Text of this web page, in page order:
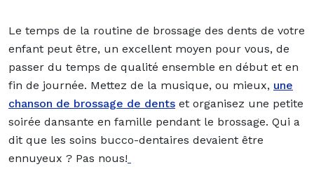
Le temps de la routine de brossage des dents de votre
enfant peut être, un excellent moyen pour vous, de
passer du temps de qualité ensemble en début et en
fin de journée. Mettez de la musique, ou mieux, une
chanson de brossage de dents et organisez une petite
soirée dansante en famille pendant le brossage. Qui a
dit que les soins bucco-dentaires devaient être
ennuyeux ? Pas nous!